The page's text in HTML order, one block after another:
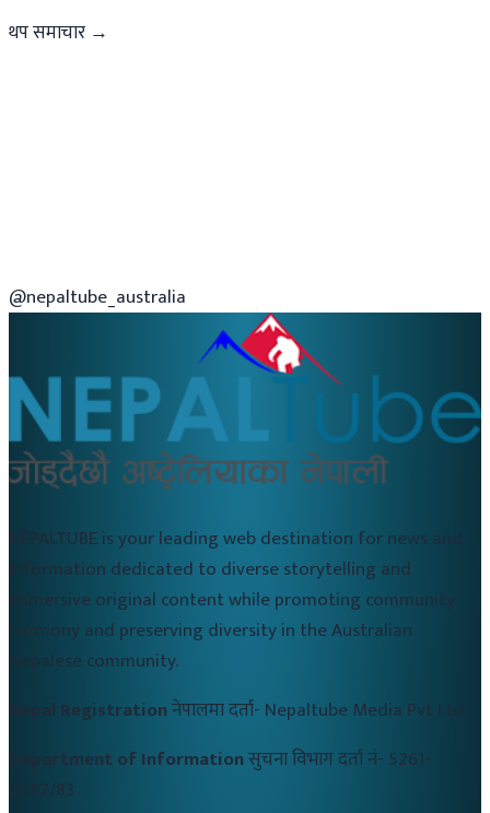
थप समाचार →
@nepaltube_australia
NEPALTUBE is your leading web destination for news and
information dedicated to diverse storytelling and
immersive original content while promoting community
harmony and preserving diversity in the Australian
Nepalese community.
Nepal Registrationनेपालमा दर्ता- Nepaltube Media Pvt Ltd
Department of Informationसुचना विभाग दर्ता नं- 5261-
2082/83